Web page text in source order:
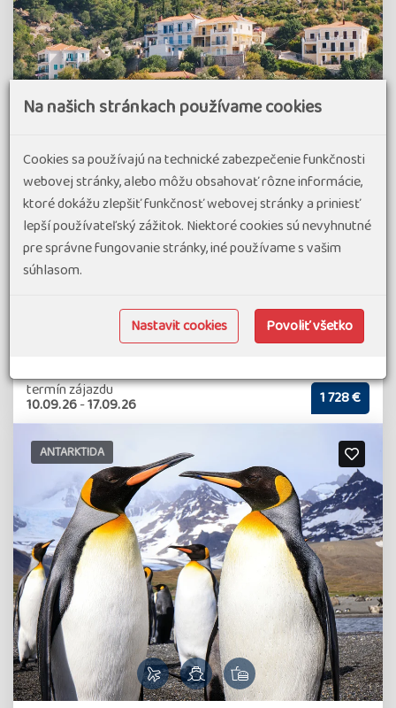
Pohodový týden - Řecko - Zelený ostrov
Kefalonia…
ovlivněn turismem…
termín zájazdu
10.09.26-17.09.26 1 728 €
ANTARKTIDA
Na našich stránkach používame cookies
Cookies sa používajú na technické zabezpečenie funkčnosti
webovej stránky, alebo môžu obsahovať rôzne informácie,
ktoré dokážu zlepšiť funkčnosť webovej stránky a priniesť
lepší používateľský zážitok. Niektoré cookies sú nevyhnutné
pre správne fungovanie stránky, iné používame s vašim
súhlasom.
Nastavit cookies Povoliť všetko